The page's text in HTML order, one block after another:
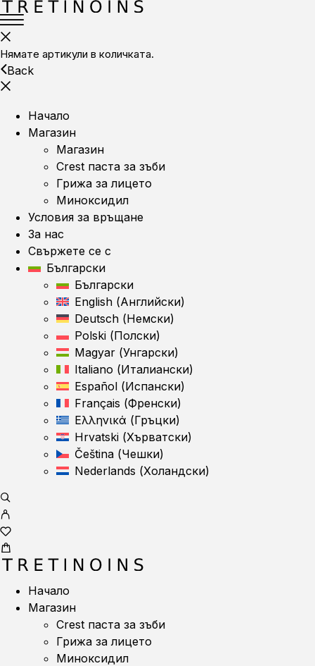
Нямате артикули в количката.
Back
Начало
Магазин
Магазин
Crest паста за зъби
Грижа за лицето
Миноксидил
Условия за връщане
За нас
Свържете се с
Български
Български
English (Английски)
Deutsch (Немски)
Polski (Полски)
Magyar (Унгарски)
Italiano (Италиански)
Español (Испански)
Français (Френски)
Ελληνικά (Гръцки)
Hrvatski (Хърватски)
Čeština (Чешки)
Nederlands (Холандски)
Начало
Магазин
Crest паста за зъби
Грижа за лицето
Миноксидил